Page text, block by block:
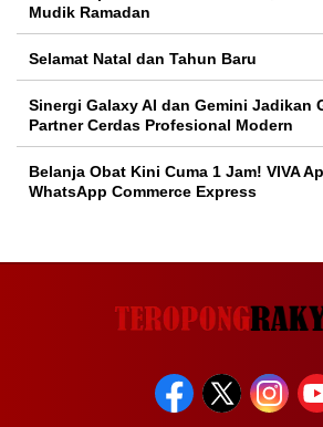
Mudik Ramadan
Selamat Natal dan Tahun Baru
Sinergi Galaxy AI dan Gemini Jadikan
Partner Cerdas Profesional Modern
Belanja Obat Kini Cuma 1 Jam! VIVA
WhatsApp Commerce Express